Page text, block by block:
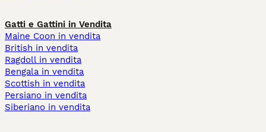
Gatti e Gattini in Vendita
Maine Coon in vendita
British in vendita
Ragdoll in vendita
Bengala in vendita
Scottish in vendita
Persiano in vendita
Siberiano in vendita